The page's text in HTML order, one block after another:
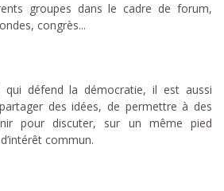
groupes dans le cadre de forum,
congrès...
qui défend la démocratie, il est aussi
des idées, de permettre à des
pour discuter, sur un même pied
commun.